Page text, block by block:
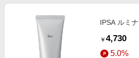
IPSA ルミ
￥ 4,730
5.0%